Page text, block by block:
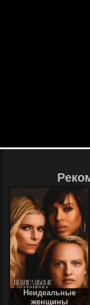
Неидеальные
женщины